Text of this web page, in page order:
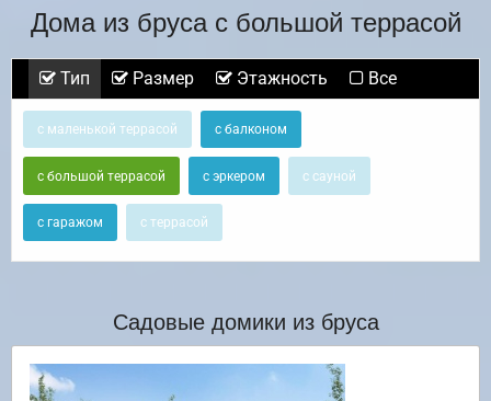
Дома из бруса с большой террасой
Тип Размер Этажность Все
с маленькой террасой с балконом
с большой террасой с эркером с сауной
с гаражом с террасой
Садовые домики из бруса